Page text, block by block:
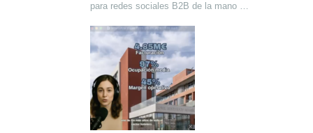
para redes sociales B2B de la mano de